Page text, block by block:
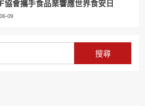
協會攜手食品業響應世界食安日
09